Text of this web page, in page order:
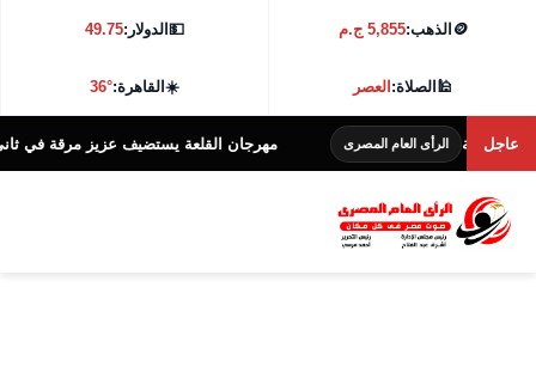
🪙 الذهب:5,855 ج.م 💵الدولار:49.75
🕌الصلاة:العصر ☀️القاهرة:36°
عاجل
الرأى العام المصرى مهرجان القلعة يستضيف عزيز مرقة في ثاني لياليه..